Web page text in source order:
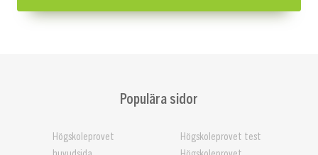
Populära sidor
Högskoleprovet
Högskoleprovet test